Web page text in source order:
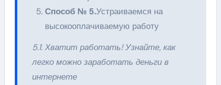
Способ № 5.Устраиваемся на
высокооплачиваемую работу
5.1. Хватит работать! Узнайте, как
легко можно заработать деньги в
интернете